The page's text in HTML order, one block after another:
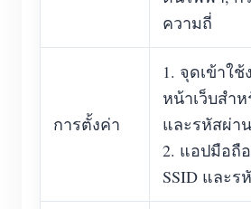
ความถี่
การตั้งค่า
1. จุดเข้าใ
หน้าเว็บสำ
และรหัสผ่าน
2. แอปมือถื
SSID และร